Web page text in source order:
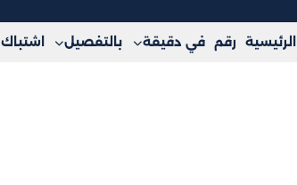
الرئيسية رقم في دقيقة بالتفصيل اشتباك